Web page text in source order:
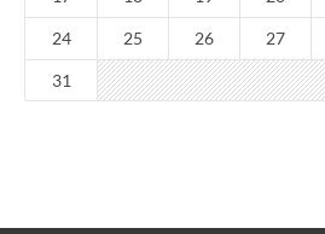
24 25 26 27
31